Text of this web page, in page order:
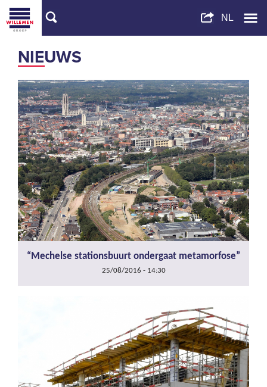
NIEUWS
“Mechelse stationsbuurt ondergaat metamorfose”
25/08/2016 - 14:30